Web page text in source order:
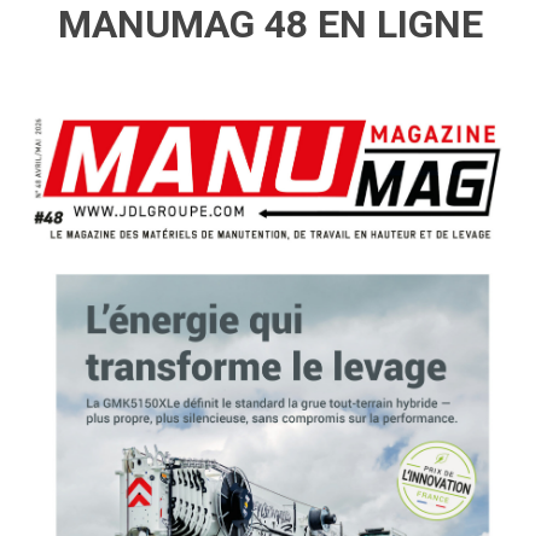
MANUMAG 48 EN LIGNE